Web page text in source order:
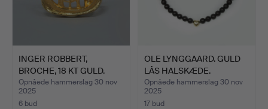
INGER ROBBERT,
BROCHE, 18 KT GULD.
Opnåede hammerslag 30 nov
2025
6 bud
OLE LYNGGAARD. GULD
LÅS HALSKÆDE.
Opnåede hammerslag 30 nov
2025
17 bud